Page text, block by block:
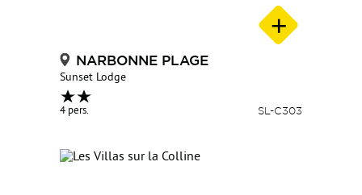
NARBONNE PLAGE
Sunset Lodge
4 pers. SL-C303